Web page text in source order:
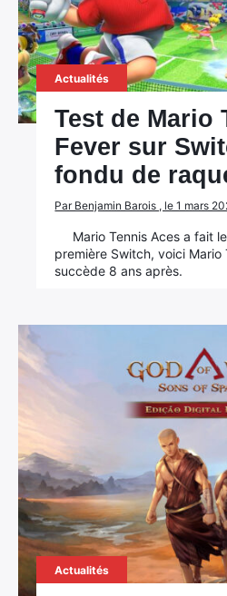
Actualités
Test de Mario
Fever sur
fondu de
Par Benjamin Barois , le 1 mars
Mario Tennis Aces a fait
première Switch, voici Mario
succède 8 ans après.
Actualités